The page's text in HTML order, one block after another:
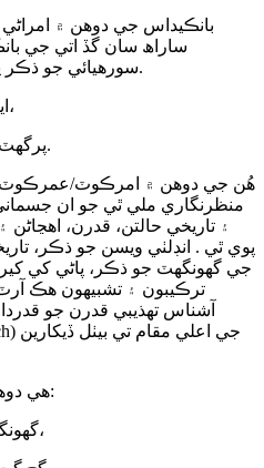
بانڪيداس جي دوهن ۾
ساراھ سان گڏ اتي جي
سورهيائي جو ذڪر پڻ آرٽسٽڪ انداز سان چٽيل آهي.
ايڪ ايڪ سون آگلا، راڻا امرڪوٽ،
پرگهٽ هوئا پرماروي، ماڻيگر من موٽ.
هُن جي دوهن ۾ امرڪوٽ/
منظرنگاري ملي ٿي جو ان
۽ تاريخي حالتن، قدرن،
پوي ٿي . انڊلٺي ويسن جو ذڪر،
جي گهونگهٽ جو ذڪر، پاڻي کي
ترڪيبون ۽ تشبيهون هڪ
آشناس تهذيبي قدرن جو
هي دوها ان دليل جو بي مثال مثال آهن:
گهونگهٽ کولوي نهين، ٻولوي پڪ ويڻ،